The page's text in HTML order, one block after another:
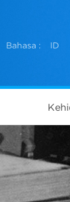
Bahasa : ID